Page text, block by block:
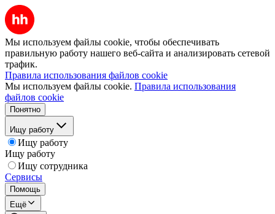
Мы используем файлы cookie, чтобы обеспечивать
правильную работу нашего веб-сайта и анализировать сетевой
трафик.
Правила использования файлов cookie
Мы используем файлы cookie. Правила использования
файлов cookie
Понятно
Ищу работу
Ищу работу
Ищу работу
Ищу сотрудника
Сервисы
Помощь
Ещё